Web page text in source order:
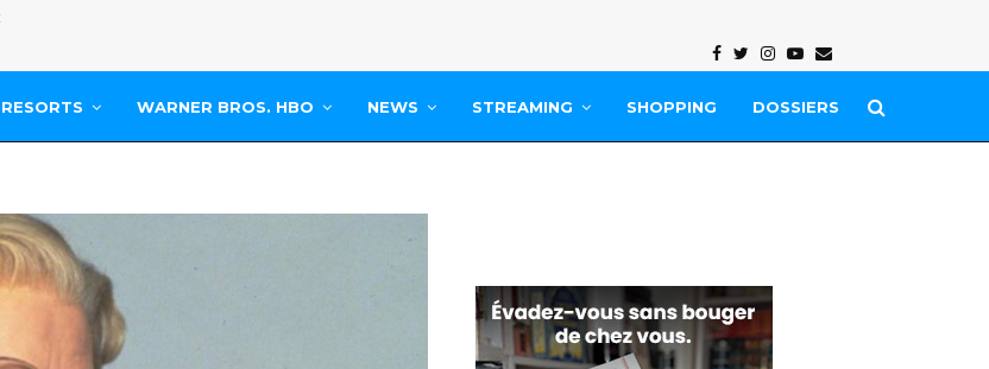
Facebook
Twitter
Instagram
Youtube
Email
WARNER BROS. HBO NEWS STREAMING SHOPPING DOSSIERS